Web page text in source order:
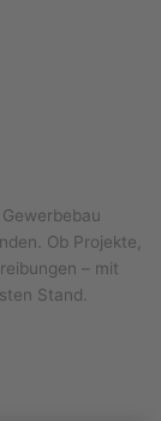
Ob Projekte,
– mit
Stand.